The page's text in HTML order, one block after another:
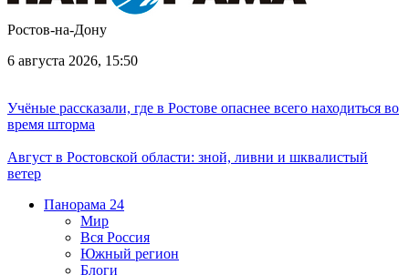
Ростов-на-Дону
6 августа 2026, 15:50
Учёные рассказали, где в Ростове опаснее всего находиться во
время шторма
Август в Ростовской области: зной, ливни и шквалистый
ветер
Панорама 24
Мир
Вся Россия
Южный регион
Блоги